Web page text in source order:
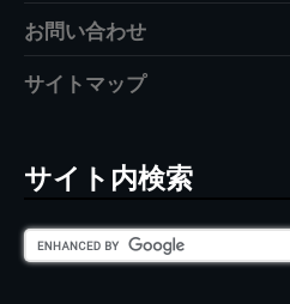
お問い合わせ
サイトマップ
サイト内検索